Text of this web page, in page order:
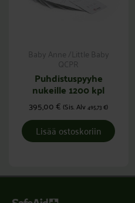
Baby Anne /Little Baby
QCPR
Puhdistuspyyhe
nukeille 1200 kpl
395,00€ (Sis. Alv495,73€)
Lisää ostoskoriin